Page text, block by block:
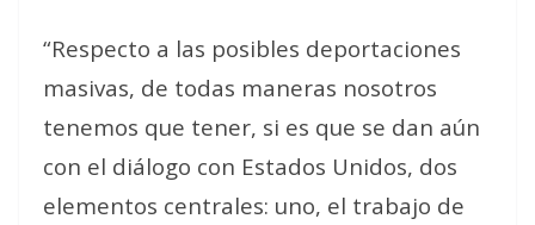
“Respecto a las posibles deportaciones
masivas, de todas maneras nosotros
tenemos que tener, si es que se dan aún
con el diálogo con Estados Unidos, dos
elementos centrales: uno, el trabajo de